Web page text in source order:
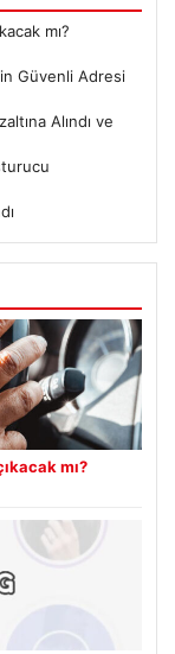
mı?
Güvenli Adresi
Alındı ve
mı?